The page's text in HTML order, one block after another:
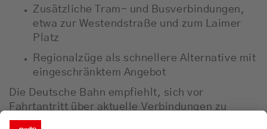
Zusätzliche Tram- und Busverbindungen,
etwa zur Westendstraße und zum Laimer
Platz
Regionalzüge als schnellere Alternative mit
eingeschränktem Angebot
Die Deutsche Bahn empfiehlt, sich vor
Fahrtantritt über aktuelle Verbindungen zu
informieren – etwa über Apps oder die Online-